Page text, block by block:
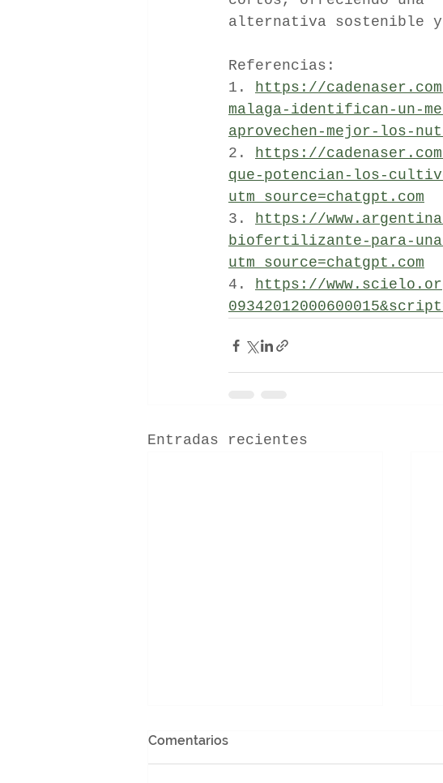
alternativa sostenible
Referencias:
1. https://
malaga-identifican-un-
aprovechen-mejor-los-
2. https://
que-potencian-los-
utm_source=chatgpt.com
3. https://
biofertilizante-para-
utm_source=chatgpt.com
4. https://
Entradas recientes
Comentarios